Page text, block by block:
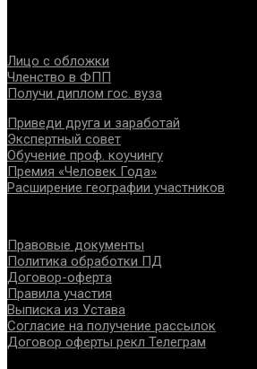
Лицо с обложки
Членство в ФПП
Получи диплом гос. вуза
Приведи друга и заработай
Экспертный совет
Обучение проф. коучингу
Премия «Человек Года»
Расширение географии участников
Правовые документы
Политика обработки ПД
Договор-оферта
Правила участия
Выписка из Устава
Согласие на получение рассылок
Договор оферты рекл Телеграм